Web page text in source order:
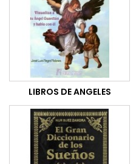
LIBROS DE ANGELES